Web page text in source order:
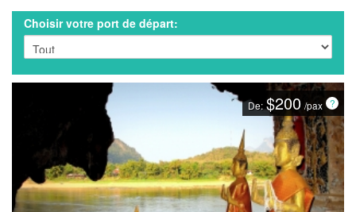
Choisir votre port de départ:
De: $200 /pax